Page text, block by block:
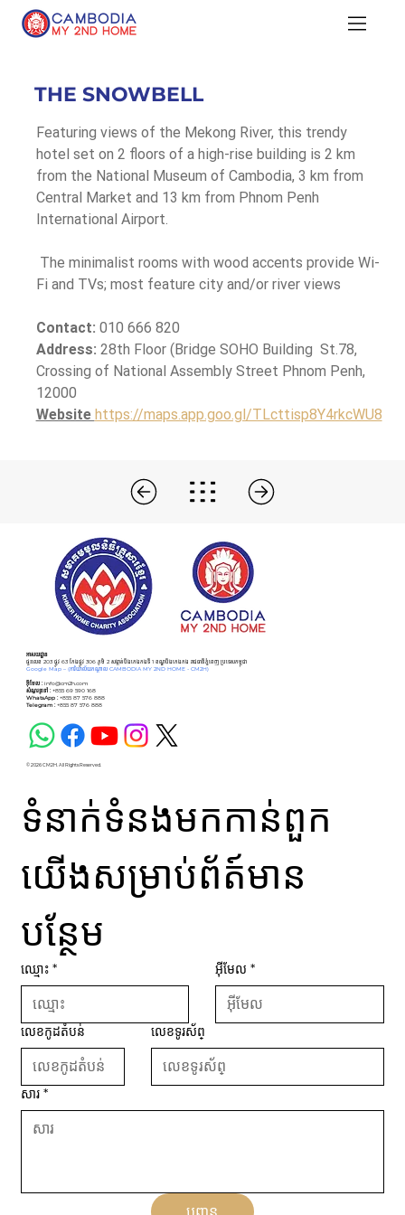
THE SNOWBELL
Featuring views of the Mekong River, this trendy
hotel set on 2 floors of a high-rise building is 2 km
from the National Museum of Cambodia, 3 km from
Central Market and 13 km from Phnom Penh
International Airport.
Fi and TVs; most feature city and/or river views
Contact: 010 666 820
Address: 28th Floor (Bridge SOHO Building  St.78,
Crossing of National Assembly Street Phnom Penh,
12000
Website https://maps.app.goo.gl/TLcttisp8Y4rkcWU8
អាសយដ្ឋាន
ផ្ទះលេខ 203 ផ្លូវ 63 កែងផ្លូវ 306 ភូមិ 2 សង្កាត់បឹងកេងកងទី 1 ខណ្ឌបឹងកេងកង រាជធានីភ្នំពេញ ប្រទេសកម្ពុជា
Google Map –(ការិយាល័យកណ្ដាល CAMBODIA MY 2ND HOME - CM2H)
អ៊ីមែល : info@cm2h.com
សំណួរទូទៅ :+855 69 590 168
WhatsApp :+855 87 576 888
Telegram :+855 87 576 888
© 2026 CM2H. All Rights Reserved.
ទំនាក់ទំនងមកកាន់ពួក
យើងសម្រាប់ព័ត៍មាន
បន្ថែម
ឈ្មោះ * អ៊ីមែល *
លេខកូដតំបន់ លេខទូរស័ព្
សារ *